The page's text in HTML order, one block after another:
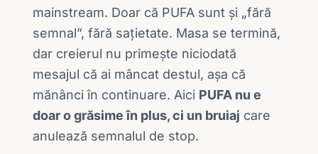
mainstream. Doar că PUFA sunt și „fără
semnal”, fără sațietate. Masa se termină,
dar creierul nu primește niciodată
mesajul că ai mâncat destul, așa că
mănânci în continuare. Aici PUFA nu e
doar o grăsime în plus, ci un bruiaj care
anulează semnalul de stop.